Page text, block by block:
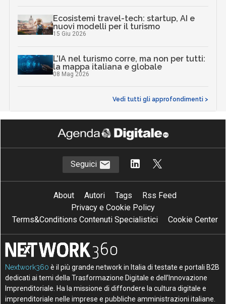
Ecosistemi travel-tech: startup, AI e
nuovi modelli per il turismo
15 Giu 2026
L’IA nel turismo corre, ma non per tutti:
la mappa italiana e globale
08 Mag 2026
Vedi tutti gli approfondimenti >
Seguici
About Autori Tags
Rss Feed
Privacy e Cookie Policy
Terms&Conditions Contenuti Specialistici
Cookie Center
Nextwork360 è il più grande network in Italia di testate e portali B2B
dedicati ai temi della Trasformazione Digitale e dell’Innovazione
Imprenditoriale. Ha la missione di diffondere la cultura digitale e
imprenditoriale nelle imprese e pubbliche amministrazioni italiane.